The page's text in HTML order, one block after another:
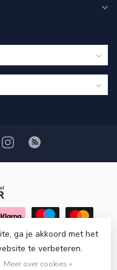
webshop!
ga je akkoord met het
te verbeteren.
Meer over cookies »